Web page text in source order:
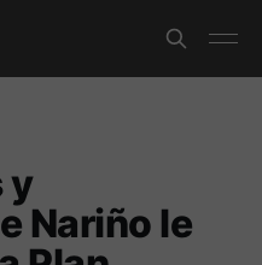
y
Nariño le